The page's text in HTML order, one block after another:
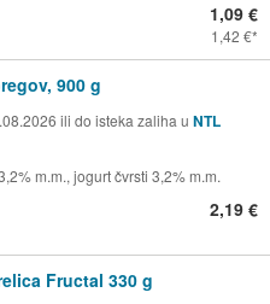
1,09 €
1,42 €
900 g
ili do isteka zaliha u NTL
m.m., jogurt čvrsti 3,2% m.m.
2,19 €
Fructal 330 g